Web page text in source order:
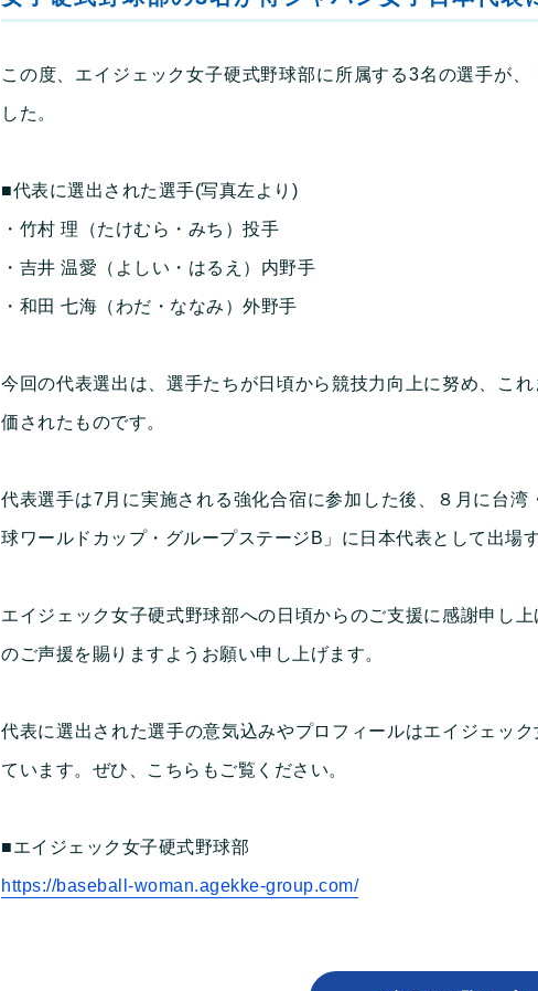
この度、エイジェック女子硬式野球部に所属する3名の選手が
した。
■代表に選出された選手(写真左より)
・竹村 理（たけむら・みち）投手
・吉井 温愛（よしい・はるえ）内野手
・和田 七海（わだ・ななみ）外野手
今回の代表選出は、選手たちが日頃から競技力向上に努め、こ
価されたものです。
代表選手は7月に実施される強化合宿に参加した後、８月に台
球ワールドカップ・グループステージB」に日本代表として出場
エイジェック女子硬式野球部への日頃からのご支援に感謝申し
のご声援を賜りますようお願い申し上げます。
代表に選出された選手の意気込みやプロフィールはエイジェッ
ています。ぜひ、こちらもご覧ください。
■エイジェック女子硬式野球部
https://baseball-woman.agekke-group.com/